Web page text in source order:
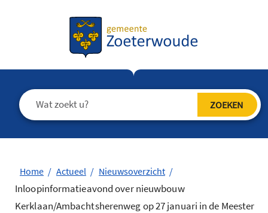
Home Actueel Nieuwsoverzicht
Inloopinformatieavond over nieuwbouw
Kerklaan/Ambachtsherenweg op 27 januari in de Meester